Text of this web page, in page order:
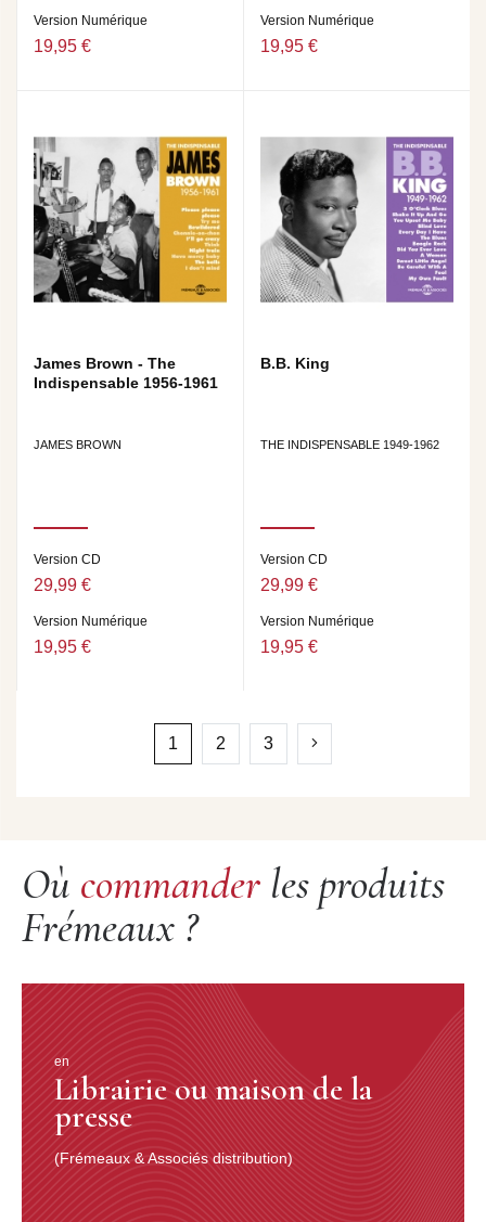
Version Numérique
19,95 €
Version Numérique
19,95 €
James Brown - The
Indispensable 1956-1961
JAMES BROWN
Version CD
29,99 €
Version Numérique
19,95 €
B.B. King
THE INDISPENSABLE 1949-1962
Version CD
29,99 €
Version Numérique
19,95 €
1 2 3
Où commander les produits
Frémeaux ?
en
Librairie ou maison de la
presse
(Frémeaux & Associés distribution)